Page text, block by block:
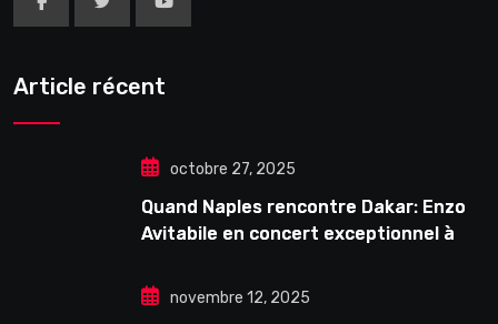
Article récent
octobre 27, 2025
Quand Naples rencontre Dakar: Enzo
Avitabile en concert exceptionnel à
novembre 12, 2025